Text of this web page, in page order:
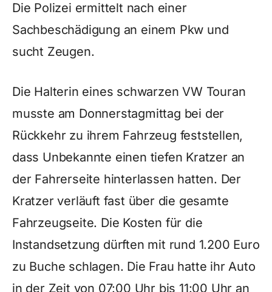
Die Polizei ermittelt nach einer
Sachbeschädigung an einem Pkw und
sucht Zeugen.
Die Halterin eines schwarzen VW Touran
musste am Donnerstagmittag bei der
Rückkehr zu ihrem Fahrzeug feststellen,
dass Unbekannte einen tiefen Kratzer an
der Fahrerseite hinterlassen hatten. Der
Kratzer verläuft fast über die gesamte
Fahrzeugseite. Die Kosten für die
Instandsetzung dürften mit rund 1.200 Euro
zu Buche schlagen. Die Frau hatte ihr Auto
in der Zeit von 07:00 Uhr bis 11:00 Uhr an